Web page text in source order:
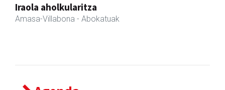
Amasa kafetegia
Amasa-Villabona - Gozotegiak